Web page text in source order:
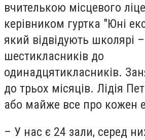
вчителькою місцевого
керівником гуртка "Юні
який відвідують школярі
шестикласників до
одинадцятикласників.
до трьох місяців. Лідія
або майже все про кожен
– У нас є 24 зали, серед